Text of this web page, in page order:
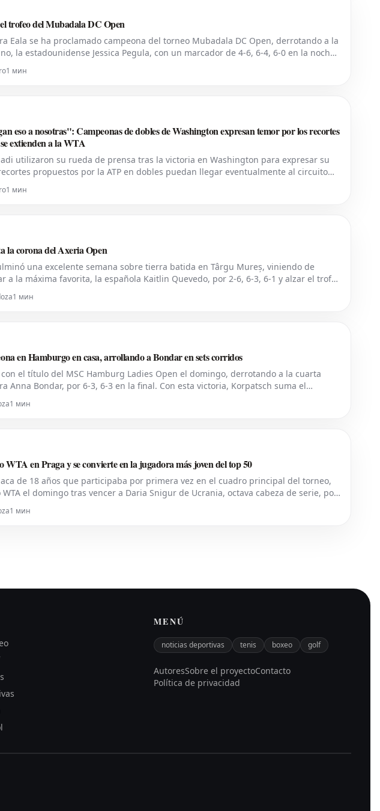
trofeo del Mubadala DC Open
Eala se ha proclamado campeona del torneo Mubadala DC Open, derrotando a la
la estadounidense Jessica Pegula, con un marcador de 4-6, 6-4, 6-0 en la noche
en el puesto 28 del ranking mundial, demostró su
1 мин
eso a nosotras": Campeonas de dobles de Washington expresan temor por los recortes
extienden a la WTA
utilizaron su rueda de prensa tras la victoria en Washington para expresar su
propuestos por la ATP en dobles puedan llegar eventualmente al circuito
una iniciativa separada de la ATP para colocar
1 мин
la corona del Axeria Open
una excelente semana sobre tierra batida en Târgu Mureș, viniendo de
a la máxima favorita, la española Kaitlin Quevedo, por 2-6, 6-3, 6-1 y alzar el trofeo
por Intaro Sport. El evento WTA 125 en Rumanía viv
1 мин
en Hamburgo en casa, arrollando a Bondar en sets corridos
el título del MSC Hamburg Ladies Open el domingo, derrotando a la cuarta
Anna Bondar, por 6-3, 6-3 en la final. Con esta victoria, Korpatsch suma el
carrera en la tierra batida de su ciudad natal. La quinta cabez
1 мин
en Praga y se convierte en la jugadora más joven del top 50
de 18 años que participaba por primera vez en el cuadro principal del torneo,
el domingo tras vencer a Daria Snigur de Ucrania, octava cabeza de serie, por
Prague Open. Este resultado impulsa a T
1 мин
MENÚ
noticias deportivas tenis boxeo golf
AutoresSobre el proyectoContacto
Política de privacidad